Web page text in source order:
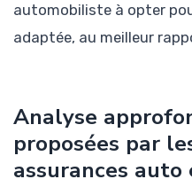
automobiliste à opter
adaptée, au meilleur
Analyse
proposées par
assurances auto